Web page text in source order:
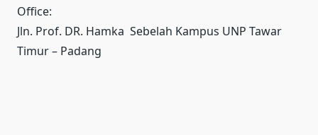
Office:
Jln. Prof. DR. Hamka Sebelah Kampus UNP Tawar
Timur – Padang